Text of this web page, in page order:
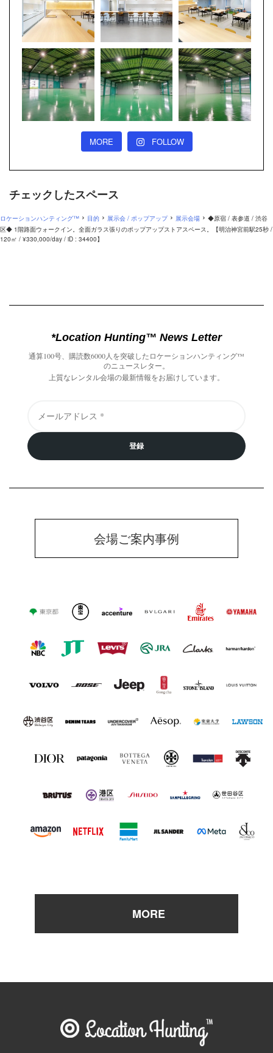
MORE FOLLOW
チェックしたスペース
ロケーションハンティング™ › 目的 › 展示会 / ポップアップ › 展示会場 › ◆原宿 / 表参道 / 渋谷
区◆ 1階路面ウォークイン。全面ガラス張りのポップアップストアスペース。【明治神宮前駅25秒 /
120㎡ / ¥330,000/day / iD : 34400】
*Location Hunting™️ News Letter
通算100号、購読数6000人を突破したロケーションハンティング™️
のニュースレター。
上質なレンタル会場の最新情報をお届けしています。
登録
会場ご案内事例